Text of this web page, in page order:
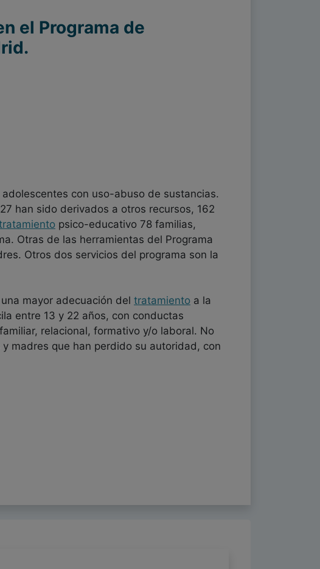
el Programa de
con uso-abuso de sustancias.
han sido derivados a otros recursos, 162
psico-educativo 78 familias,
Otras de las herramientas del Programa
Otros dos servicios del programa son la
mayor adecuación del tratamiento a la
entre 13 y 22 años, con conductas
relacional, formativo y/o laboral. No
madres que han perdido su autoridad, con